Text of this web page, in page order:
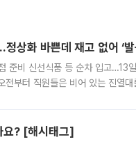
상화 바쁜데 재고 없어 ‘
준비 신선식품 등 순차 입고…13
부터 직원들은 비어 있는 진열
요? [해시태그]